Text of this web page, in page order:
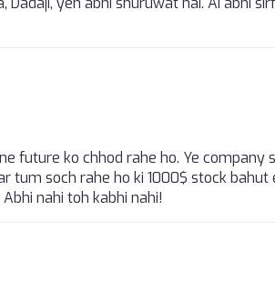
future ko chhod rahe ho. Ye company
tum soch rahe ho ki 1000$ stock bahut
nahi toh kabhi nahi!